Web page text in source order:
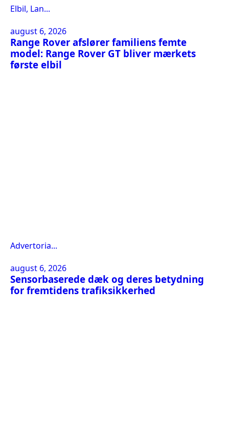
Elbil, Lan...
august 6, 2026
Range Rover afslører familiens femte
model: Range Rover GT bliver mærkets
første elbil
Advertoria...
august 6, 2026
Sensorbaserede dæk og deres betydning
for fremtidens trafiksikkerhed